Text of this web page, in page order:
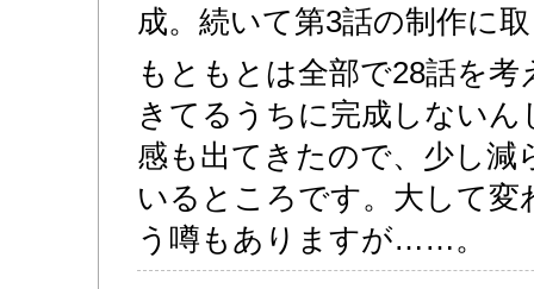
成。続いて第3話の制作に
もともとは全部で28話を
きてるうちに完成しない
感も出てきたので、少し減
いるところです。大して
う噂もありますが……。